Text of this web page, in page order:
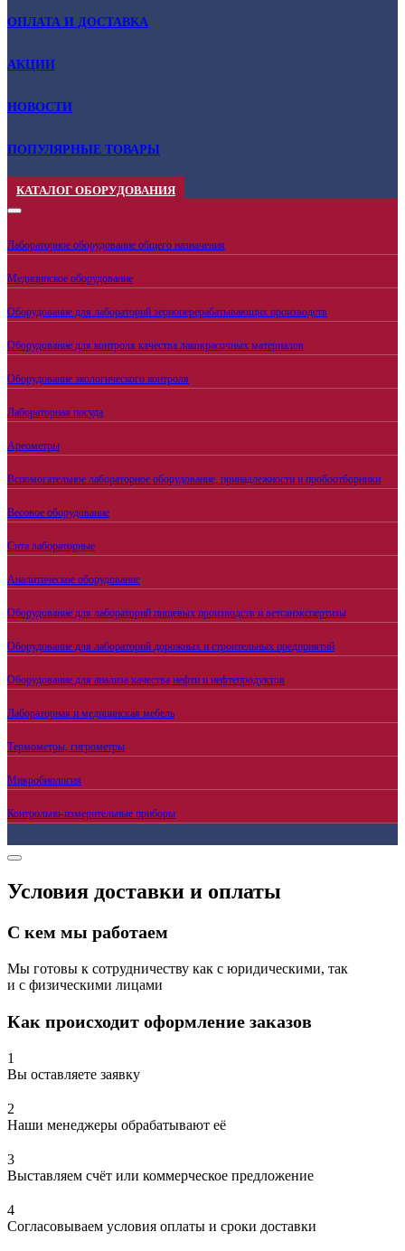
ОПЛАТА И ДОСТАВКА
АКЦИИ
НОВОСТИ
ПОПУЛЯРНЫЕ ТОВАРЫ
КАТАЛОГ ОБОРУДОВАНИЯ
Лабораторное оборудование общего назначения
Медицинское оборудование
Оборудование для лабораторий зерноперерабатывающих производств
Оборудование для контроля качества лакокрасочных материалов
Оборудование экологического контроля
Лабораторная посуда
Ареометры
Вспомогательное лабораторное оборудование, принадлежности и пробоотборники
Весовое оборудование
Сита лабораторные
Аналитическое оборудование
Оборудование для лабораторий пищевых производств и ветсанэкспертизы
Оборудование для лабораторий дорожных и строительных предприятий
Оборудование для анализа качества нефти и нефтепродуктов
Лабораторная и медицинская мебель
Термометры, гигрометры
Микробиология
Контрольно-измерительные приборы
Условия доставки и оплаты
С кем мы работаем
Мы готовы к сотрудничеству как с юридическими, так
и с физическими лицами
Как происходит оформление заказов
1
Вы оставляете заявку
2
Наши менеджеры обрабатывают её
3
Выставляем счёт или коммерческое предложение
4
Согласовываем условия оплаты и сроки доставки